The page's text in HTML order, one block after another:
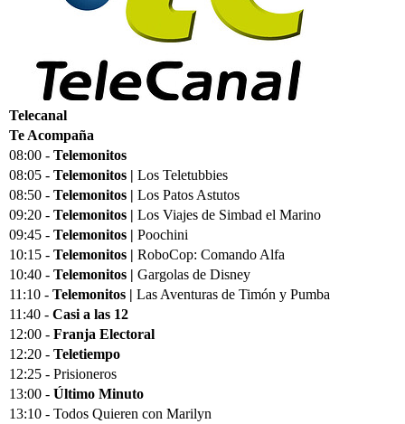
Telecanal
Te Acompaña
08:00 - Telemonitos
08:05 - Telemonitos | Los Teletubbies
08:50 - Telemonitos | Los Patos Astutos
09:20 - Telemonitos | Los Viajes de Simbad el Marino
09:45 - Telemonitos | Poochini
10:15 - Telemonitos | RoboCop: Comando Alfa
10:40 - Telemonitos | Gargolas de Disney
11:10 - Telemonitos | Las Aventuras de Timón y Pumba
11:40 - Casi a las 12
12:00 - Franja Electoral
12:20 - Teletiempo
12:25 - Prisioneros
13:00 - Último Minuto
13:10 - Todos Quieren con Marilyn